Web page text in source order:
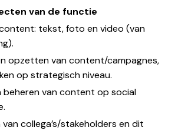
van de functie
tekst, foto en video (van
van content/campagnes,
op strategisch niveau.
van content op social
collega’s/stakeholders en dit